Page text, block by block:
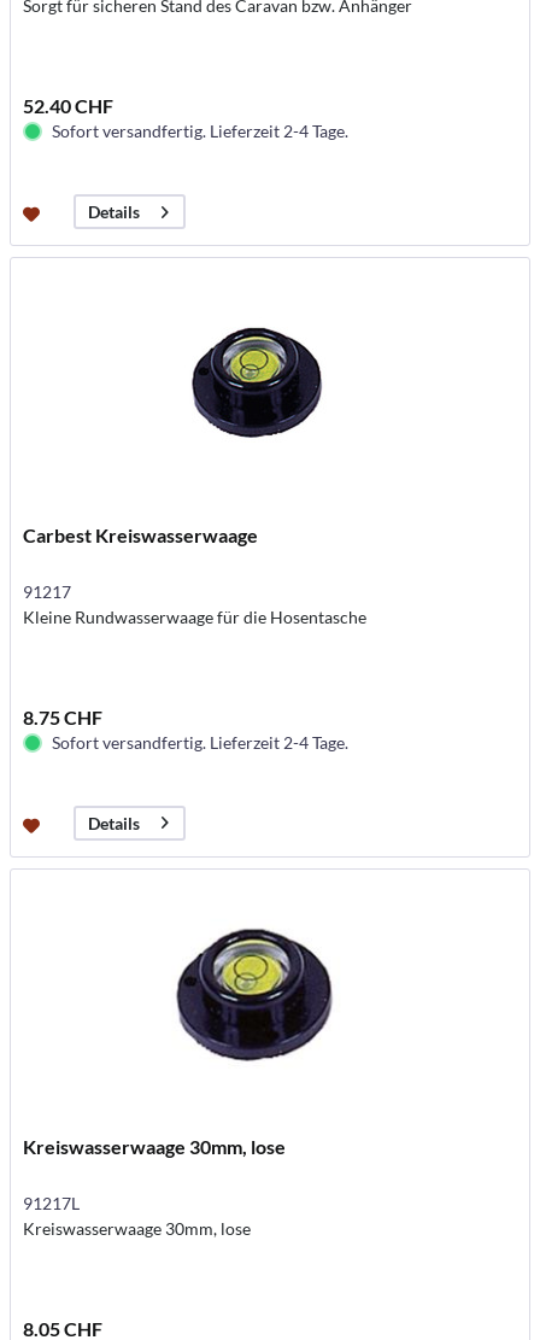
Sorgt für sicheren Stand des Caravan bzw. Anhänger
52.40 CHF
Sofort versandfertig. Lieferzeit 2-4 Tage.
Details
Carbest Kreiswasserwaage
91217
Kleine Rundwasserwaage für die Hosentasche
8.75 CHF
Sofort versandfertig. Lieferzeit 2-4 Tage.
Details
Kreiswasserwaage 30mm, lose
91217L
Kreiswasserwaage 30mm, lose
8.05 CHF